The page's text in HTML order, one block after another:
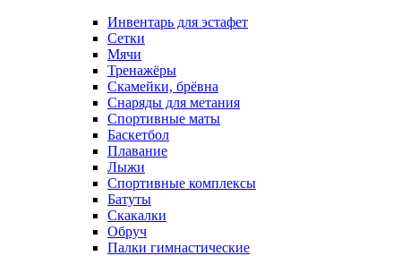
Инвентарь для эстафет
Сетки
Мячи
Тренажёры
Скамейки, брёвна
Снаряды для метания
Спортивные маты
Баскетбол
Плавание
Лыжи
Спортивные комплексы
Батуты
Скакалки
Обруч
Палки гимнастические